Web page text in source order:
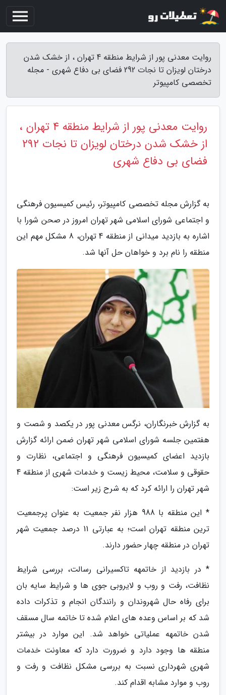
روایت معدنی پور از شرایط منطقه 4 تهران ، از خشک شدن
درختان لویزان تا نجات 292 فضای بی دفاع شهری - مجله
تخصصی کامپیوتر
روایت معدنی پور از شرایط منطقه 4 تهران ،
از خشک شدن درختان لویزان تا نجات 292
فضای بی دفاع شهری
به گزارش مجله تخصصی کامپیوتر، رئیس کمیسیون فرهنگی
و اجتماعی شورای اسلامی شهر تهران امروز در صحن شورا با
اشاره به بازدید میدانی از منطقه 4 تهران، 8 مشکل مهم این
منطقه را نام برد و خواهان حل آنها شد.
به گزارش خبرنگاران، نرگس معدنی پور در یکصد و شصت و
هفتمین جلسه شورای اسلامی شهر تهران ضمن ارائه گزارش
بازدید اعضای کمیسیون فرهنگی و اجتماعی، نظارت و
حقوقی و سلامت، محیط زیست و خدمات شهری از منطقه 4
شهر تهران را ارائه کرد که به شرح زیر است:
* این منطقه با 988 هزار نفر جمعیت به عنوان پرجمعیت
ترین منطقه تهران است؛ به عبارتی 11 درصد جمعیت شهر
تهران در منطقه چهار حضور دارند.
* در بازدید از خاتمهه تاکسیرانی رسالت، بررسی شرایط
نظافت، رفت و روب و لایروبی جوی ها و شرایط سایه بان
برای رفاه حال شهروندان و رانندگان انجام و تذکرات داده
شد که بر اساس وعده های اعلام شده تا خاتمه سال مسقف
شدن خاتمهه عملیاتی خواهد شد. این موارد در بیشتر
منطقه ها وجود دارد و ضرورت دارد که معاونت خدمات
شهری شهرداری نسبت به بررسی مشکل نظافت و رفت و
روب و موارد مشابه اقدام کند.